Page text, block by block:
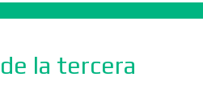
la tercera